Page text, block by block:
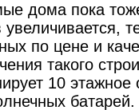
дома пока
по цене и
такого
10